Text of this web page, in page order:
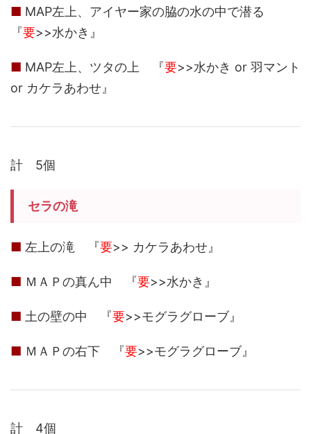
■ MAP左上、アイヤー家の脇の水の中で潜る
『要>>水かき』
■ MAP左上、ツタの上 『要>>水かき or 羽マント
or カケラあわせ』
計 5個
セラの滝
■ 左上の滝 『要>> カケラあわせ』
■ ＭＡＰの真ん中 『要>>水かき』
■ 土の壁の中 『要>>モグラグローブ』
■ ＭＡＰの右下 『要>>モグラグローブ』
計 4個